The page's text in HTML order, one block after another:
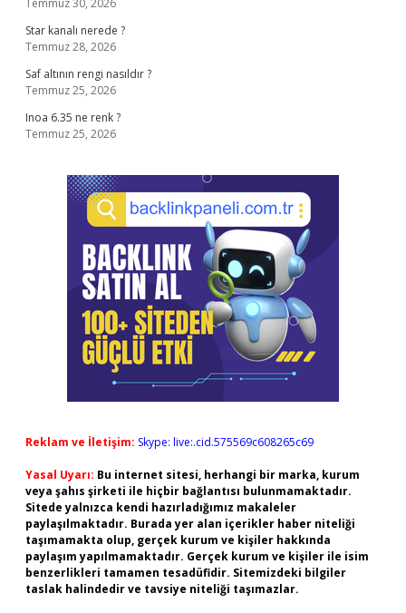
Temmuz 30, 2026
Star kanalı nerede ?
Temmuz 28, 2026
Saf altının rengi nasıldır ?
Temmuz 25, 2026
Inoa 6.35 ne renk ?
Temmuz 25, 2026
Reklam ve İletişim: Skype: live:.cid.575569c608265c69
Yasal Uyarı: Bu internet sitesi, herhangi bir marka, kurum
veya şahıs şirketi ile hiçbir bağlantısı bulunmamaktadır.
Sitede yalnızca kendi hazırladığımız makaleler
paylaşılmaktadır. Burada yer alan içerikler haber niteliği
taşımamakta olup, gerçek kurum ve kişiler hakkında
paylaşım yapılmamaktadır. Gerçek kurum ve kişiler ile isim
benzerlikleri tamamen tesadüfidir. Sitemizdeki bilgiler
taslak halindedir ve tavsiye niteliği taşımazlar.